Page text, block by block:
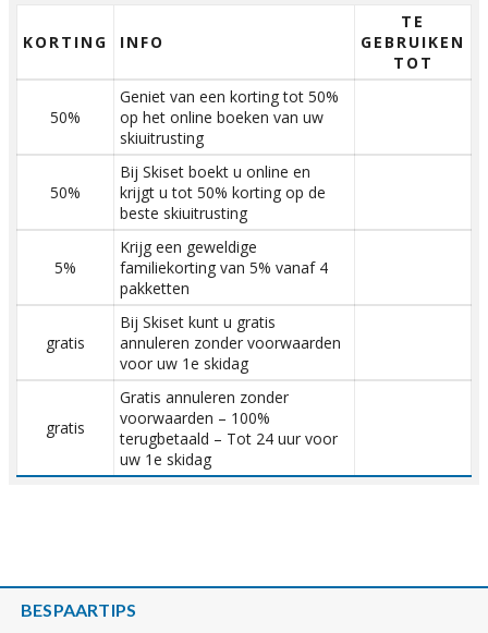
KORTING INFO
TE
GEBRUIKEN
TOT
50%
Geniet van een korting tot 50%
op het online boeken van uw
skiuitrusting
50%
Bij Skiset boekt u online en
krijgt u tot 50% korting op de
beste skiuitrusting
5%
Krijg een geweldige
familiekorting van 5% vanaf 4
pakketten
gratis
Bij Skiset kunt u gratis
annuleren zonder voorwaarden
voor uw 1e skidag
gratis
Gratis annuleren zonder
voorwaarden – 100%
terugbetaald – Tot 24 uur voor
uw 1e skidag
BESPAARTIPS